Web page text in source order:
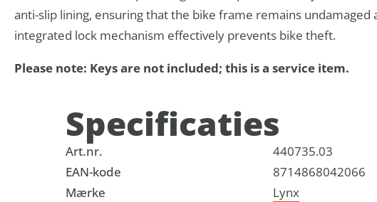
anti-slip lining, ensuring that the bike frame remains
integrated lock mechanism effectively prevents bike theft.
Please note: Keys are not included; this is a service item.
Specificaties
Art.nr.
440735.03
EAN-kode
8714868042066
Mærke
Lynx